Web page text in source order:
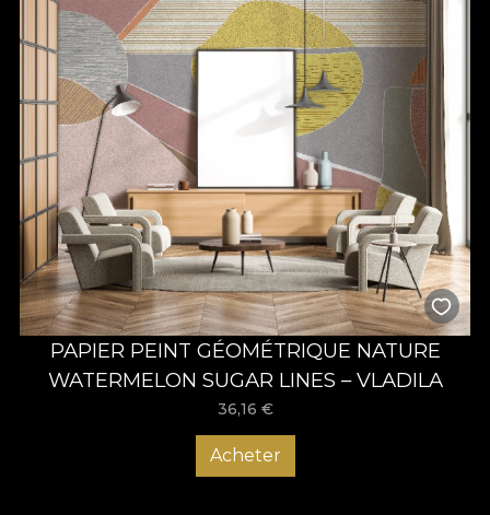
PAPIER PEINT GÉOMÉTRIQUE NATURE
WATERMELON SUGAR LINES – VLADILA
36,16 €
Acheter